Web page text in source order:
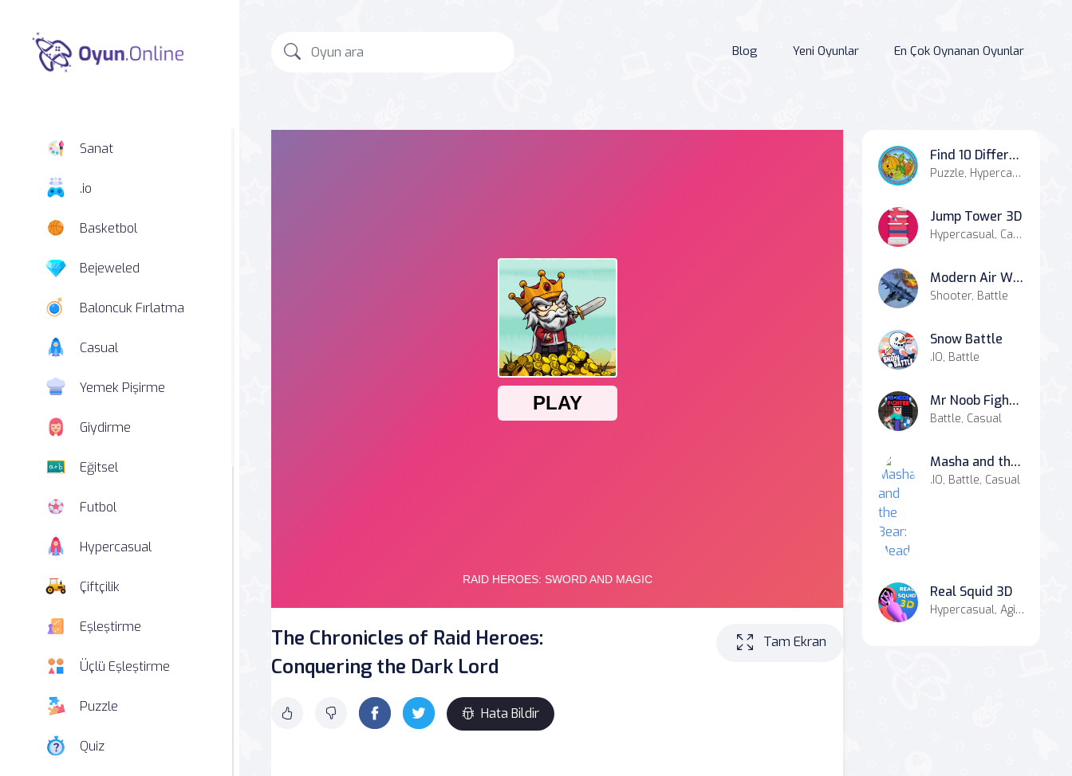
Sanat
.io
Basketbol
Bejeweled
Baloncuk Fırlatma
Casual
Yemek Pişirme
Giydirme
Eğitsel
Futbol
Hypercasual
Çiftçilik
Eşleştirme
Üçlü Eşleştirme
Puzzle
Quiz
Blog Yeni Oyunlar En Çok Oynanan Oyunlar
The Chronicles of Raid Heroes:
Conquering the Dark Lord
Hata Bildir
Tam Ekran
Find 10 Differences
Puzzle, Hypercasual, Casual
Jump Tower 3D
Hypercasual, Casual
Modern Air Warplane WW2
Shooter, Battle
Snow Battle
.IO, Battle
Mr Noob Fighter
Battle, Casual
Masha and the Bear: Meadows
.IO, Battle, Casual
Real Squid 3D
Hypercasual, Agility, Casual